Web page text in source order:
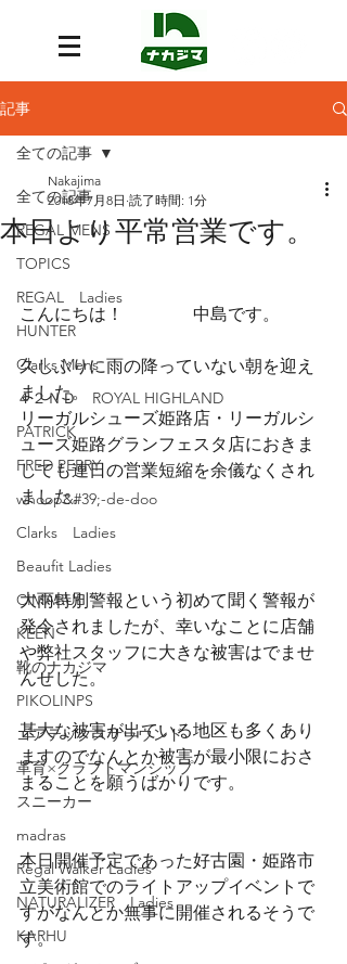
記事
全ての記事
REGAL MENS
TOPICS
REGAL Ladies
HUNTER
Clarks Mens
４２ＮＤ ROYAL HIGHLAND
PATRICK
FRED PERRY
whoop&#39;-de-doo
Clarks Ladies
Beaufit Ladies
CIMABUE
KEEN
靴のナカジマ
PIKOLINPS
ゴアテックスサラウンド
革育×クラフトマンシップ
スニーカー
madras
Regal Walker Ladies
NATURALIZER Ladies
KARHU
全ての記事
本日より平常営業です。
Nakajima
2018年7月8日 読了時間: 1分
こんにちは！　　　　中島です。
久しぶりに雨の降っていない朝を迎え
ました。
リーガルシューズ姫路店・リーガルシ
ューズ姫路グランフェスタ店におきま
しても連日の営業短縮を余儀なくされ
ました。
大雨特別警報という初めて聞く警報が
発令されましたが、幸いなことに店舗
や弊社スタッフに大きな被害はでませ
んせした。
甚大な被害が出ている地区も多くあり
ますのでなんとか被害が最小限におさ
まることを願うばかりです。
本日開催予定であった好古園・姫路市
立美術館でのライトアップイベントで
すがなんとか無事に開催されるそうで
す。